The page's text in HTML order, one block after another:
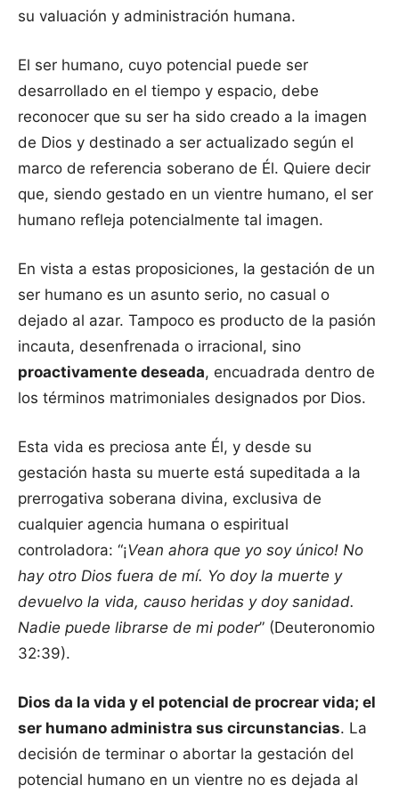
su valuación y administración humana.
El ser humano, cuyo potencial puede ser
desarrollado en el tiempo y espacio, debe
reconocer que su ser ha sido creado a la imagen
de Dios y destinado a ser actualizado según el
marco de referencia soberano de Él. Quiere decir
que, siendo gestado en un vientre humano, el ser
humano refleja potencialmente tal imagen.
En vista a estas proposiciones, la gestación de un
ser humano es un asunto serio, no casual o
dejado al azar. Tampoco es producto de la pasión
incauta, desenfrenada o irracional, sino
proactivamente deseada, encuadrada dentro de
los términos matrimoniales designados por Dios.
Esta vida es preciosa ante Él, y desde su
gestación hasta su muerte está supeditada a la
prerrogativa soberana divina, exclusiva de
cualquier agencia humana o espiritual
controladora: “¡Vean ahora que yo soy único! No
hay otro Dios fuera de mí. Yo doy la muerte y
devuelvo la vida, causo heridas y doy sanidad.
Nadie puede librarse de mi poder” (Deuteronomio
32:39).
Dios da la vida y el potencial de procrear vida; el
ser humano administra sus circunstancias. La
decisión de terminar o abortar la gestación del
potencial humano en un vientre no es dejada al